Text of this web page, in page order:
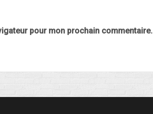
pour mon prochain commentaire.